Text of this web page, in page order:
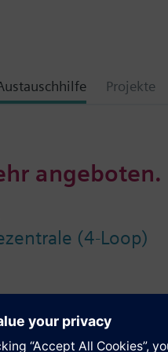
Projekte
angeboten.
(4-Loop)
erweiterbar auf 8) ist eine
504 Adressen. Die Zentrale
Konfigurationstool
zu einem einzigen